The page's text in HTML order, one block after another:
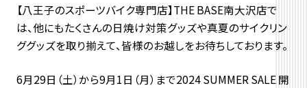
【八王子のスポーツバイク専門店】THE BASE南大沢店で
は、他にもたくさんの日焼け対策グッズや真夏のサイクリン
ググッズを取り揃えて、皆様のお越しをお待ちしております。
6月29日（土）から9月1日（月）まで2024 SUMMER SALE 開